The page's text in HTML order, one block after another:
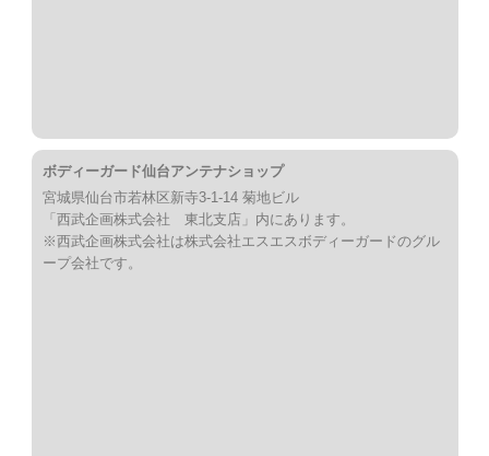
ボディーガード仙台アンテナショップ
宮城県仙台市若林区新寺3-1-14 菊地ビル
「西武企画株式会社 東北支店」内にあります。
※西武企画株式会社は株式会社エスエスボディーガードのグル
ープ会社です。